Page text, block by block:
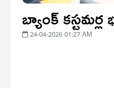
బ్యాంక్ కస్టమర్ల
24-04-2026 01:27 AM